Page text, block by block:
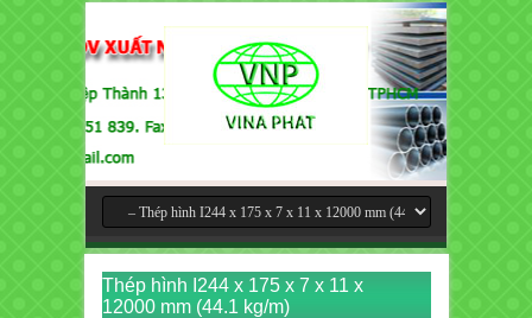
Thép hình I244 x 175 x 7 x 11 x
12000 mm (44.1 kg/m)